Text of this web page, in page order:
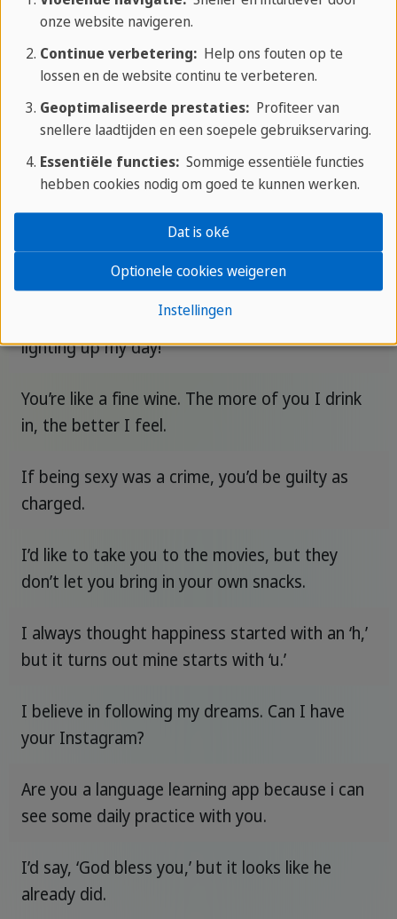
Are you a magician? Because whenever I look
at you, everyone else disappears.
Are you Australian? Because you meet all of my
koala-fications
You’re like a dictionary – you add meaning to
my life.
You look so familiar… Did we take a class
together? I could’ve sworn we had chemistry.
Are you an electrician? Because you’re definitely
lighting up my day!
You’re like a fine wine. The more of you I drink
in, the better I feel.
If being sexy was a crime, you’d be guilty as
charged.
I’d like to take you to the movies, but they
don’t let you bring in your own snacks.
I always thought happiness started with an ‘h,’
but it turns out mine starts with ‘u.’
I believe in following my dreams. Can I have
your Instagram?
Are you a language learning app because i can
see some daily practice with you.
I’d say, ‘God bless you,’ but it looks like he
already did.
onze website navigeren.
Continue verbetering:Help ons fouten op te
lossen en de website continu te verbeteren.
Geoptimaliseerde prestaties:Profiteer van
snellere laadtijden en een soepele gebruikservaring.
Essentiële functies:Sommige essentiële functies
hebben cookies nodig om goed te kunnen werken.
Instellingen
Optionele cookies weigeren
Dat is oké